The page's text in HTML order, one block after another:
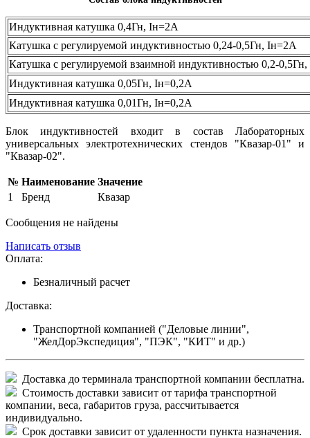
Индуктивная катушка 0,4Гн, Iн=2А
Катушка с регулируемой индуктивностью 0,24-0,5Гн, Iн=2А
Катушка с регулируемой взаимной индуктивностью 0,2-
Индуктивная катушка 0,05Гн, Iн=0,2А
Индуктивная катушка 0,01Гн, Iн=0,2А
Блок индуктивностей входит в состав Лабораторных
универсальных электротехнических стендов "Квазар-01" и
"Квазар-02".
№ Наименование Значение
1
Бренд Квазар
Сообщения не найдены
Написать отзыв
Оплата:
Безналичный расчет
Доставка:
Транспортной компанией ("Деловые линии",
"ЖелДорЭкспедиция", "ПЭК", "КИТ" и др.)
Доставка до терминала транспортной компании бесплатна.
Стоимость доставки зависит от тарифа транспортной
компании, веса, габаритов груза, рассчитывается
индивидуально.
Срок доставки зависит от удаленности пункта назначения.